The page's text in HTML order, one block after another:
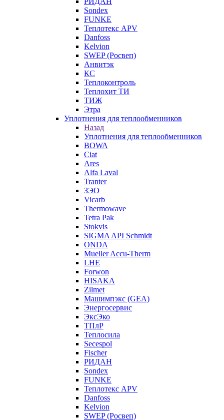
Sondex
FUNKE
Теплотекс APV
Danfoss
Kelvion
SWEP (Росвеп)
Анвитэк
КС
Теплоконтроль
Теплохит ТИ
ТИЖ
Этра
Уплотнения для теплообменников
Назад
Уплотнения для теплообменников
BOWA
Ciat
Ares
Alfa Laval
Tranter
ЗЭО
Vicarb
Thermowave
Tetra Pak
Stokvis
SIGMA API Schmidt
ONDA
Mueller Accu-Therm
LHE
Forwon
HISAKA
Zilmet
Машимпэкс (GEA)
Энергосервис
ЭксЭко
ТПлР
Теплосила
Secespol
Fischer
РИДАН
Sondex
FUNKE
Теплотекс APV
Danfoss
Kelvion
SWEP (Росвеп)